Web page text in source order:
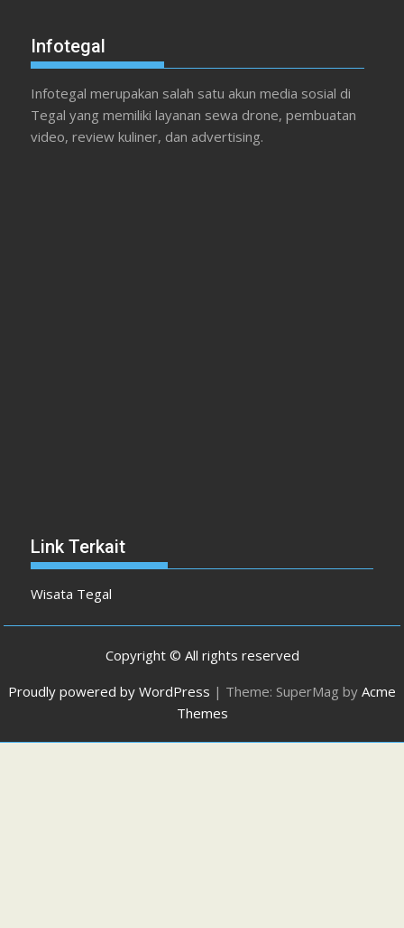
Infotegal
Infotegal merupakan salah satu akun media sosial di
Tegal yang memiliki layanan sewa drone, pembuatan
video, review kuliner, dan advertising.
Link Terkait
Wisata Tegal
Copyright © All rights reserved
Proudly powered by WordPress | Theme: SuperMag by Acme
Themes